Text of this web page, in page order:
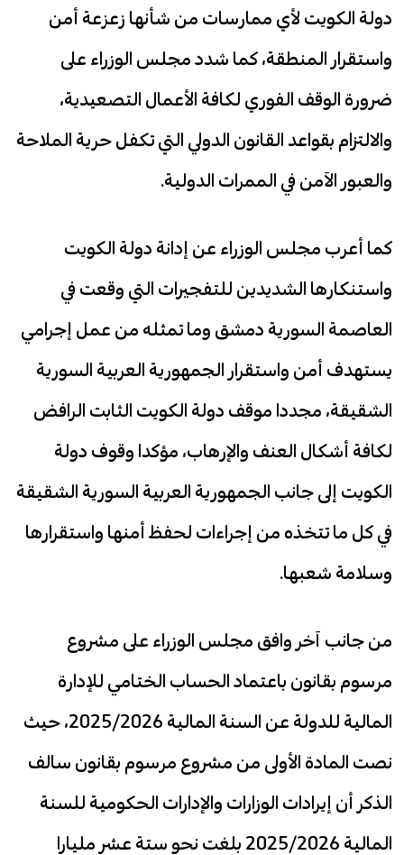
دولة الكويت لأي ممارسات من شأنها زعزعة أمن
واستقرار المنطقة، كما شدد مجلس الوزراء على
ضرورة الوقف الفوري لكافة الأعمال التصعيدية،
والالتزام بقواعد القانون الدولي التي تكفل حرية الملاحة
والعبور الآمن في الممرات الدولية.
كما أعرب مجلس الوزراء عن إدانة دولة الكويت
واستنكارها الشديدين للتفجيرات التي وقعت في
العاصمة السورية دمشق وما تمثله من عمل إجرامي
يستهدف أمن واستقرار الجمهورية العربية السورية
الشقيقة، مجددا موقف دولة الكويت الثابت الرافض
لكافة أشكال العنف والإرهاب، مؤكدا وقوف دولة
الكويت إلى جانب الجمهورية العربية السورية الشقيقة
في كل ما تتخذه من إجراءات لحفظ أمنها واستقرارها
وسلامة شعبها.
من جانب آخر وافق مجلس الوزراء على مشروع
مرسوم بقانون باعتماد الحساب الختامي للإدارة
المالية للدولة عن السنة المالية 2025/2026، حيث
نصت المادة الأولى من مشروع مرسوم بقانون سالف
الذكر أن إيرادات الوزارات والإدارات الحكومية للسنة
المالية 2025/2026 بلغت نحو ستة عشر مليارا